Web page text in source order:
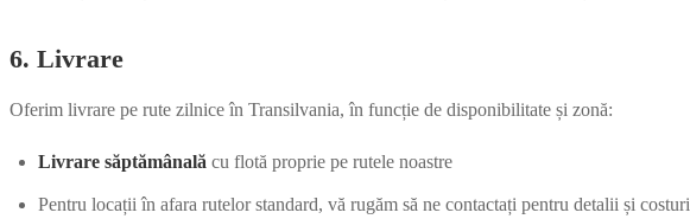
6. Livrare
Oferim livrare pe rute zilnice în Transilvania, în funcție de disponibilitate și zonă:
Livrare săptămânală cu flotă proprie pe rutele noastre
Pentru locații în afara rutelor standard, vă rugăm să ne contactați pentru detalii și costuri